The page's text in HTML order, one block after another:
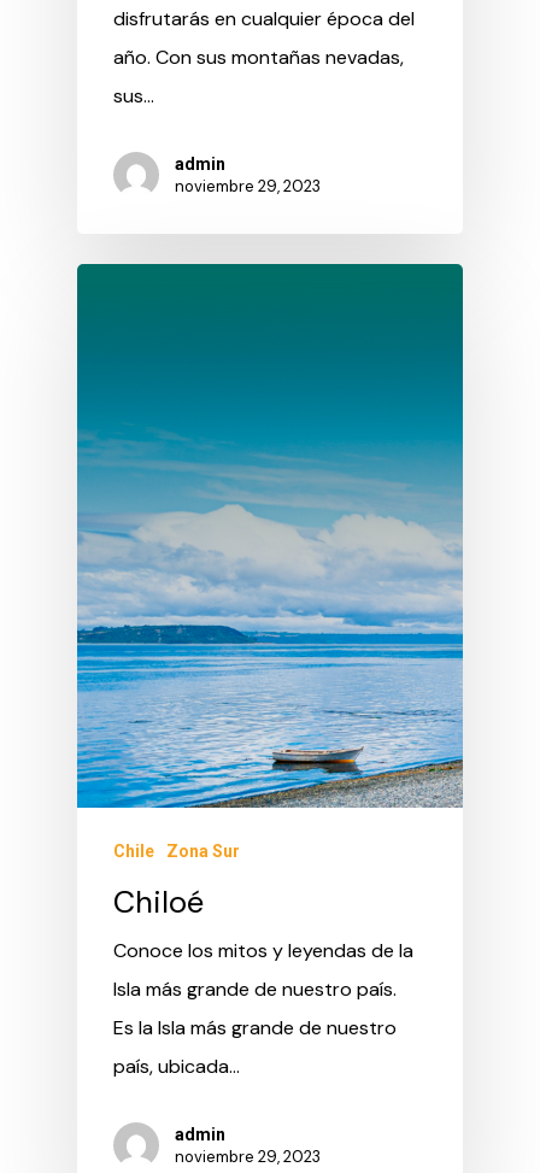
disfrutarás en cualquier época del
año. Con sus montañas nevadas,
sus…
admin
noviembre 29, 2023
Chile Zona Sur
Chiloé
Conoce los mitos y leyendas de la
Isla más grande de nuestro país.
Es la Isla más grande de nuestro
país, ubicada…
admin
noviembre 29, 2023